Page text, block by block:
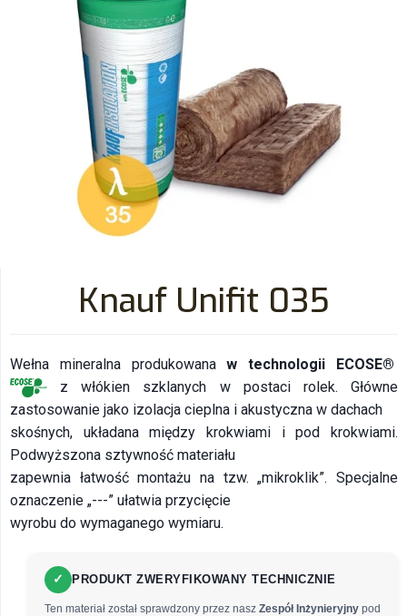
Knauf Unifit 035
Wełna mineralna produkowanaw technologii ECOSE®
z włókien szklanych w postaci rolek. Główne
zastosowanie jako izolacja cieplna i akustyczna w dachach
skośnych, układana między krokwiami i pod krokwiami.
Podwyższona sztywność materiału
zapewnia łatwość montażu na tzw. „mikroklik”. Specjalne
oznaczenie „---” ułatwia przycięcie
wyrobu do wymaganego wymiaru.
✓ PRODUKT ZWERYFIKOWANY TECHNICZNIE
Ten materiał został sprawdzony przez nasz Zespół Inżynieryjny pod